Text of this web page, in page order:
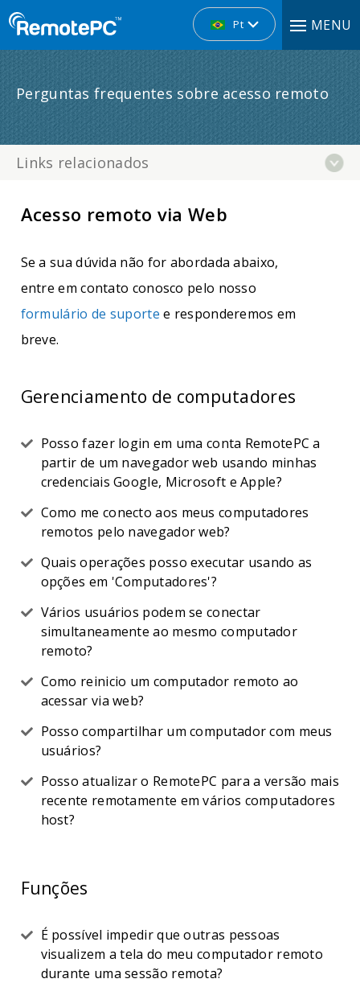
Pt MENU
Perguntas frequentes sobre acesso remoto
Links relacionados
Acesso remoto via Web
Se a sua dúvida não for abordada abaixo,
entre em contato conosco pelo nosso
formulário de suporte e responderemos em
breve.
Gerenciamento de computadores
Posso fazer login em uma conta RemotePC a
partir de um navegador web usando minhas
credenciais Google, Microsoft e Apple?
Como me conecto aos meus computadores
remotos pelo navegador web?
Quais operações posso executar usando as
opções em 'Computadores'?
Vários usuários podem se conectar
simultaneamente ao mesmo computador
remoto?
Como reinicio um computador remoto ao
acessar via web?
Posso compartilhar um computador com meus
usuários?
Posso atualizar o RemotePC para a versão mais
recente remotamente em vários computadores
host?
Funções
É possível impedir que outras pessoas
visualizem a tela do meu computador remoto
durante uma sessão remota?